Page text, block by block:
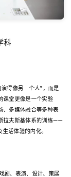
科
得像另一个人"，而是
课堂更像是一个实验
、多媒体融合等多种表
拉夫斯基体系的训练——
活体验的内化。
剧、表演、设计、策展